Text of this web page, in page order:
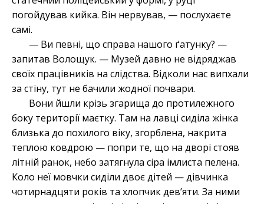
погойдував кийка. Він нервував, — послухаєте
самі.
— Ви певні, що справа нашого ґатунку? —
запитав Волощук. — Музей давно не відряджав
своїх працівників на слідства. Відколи нас випхали
за стіну, тут не бачили жодної почвари.
Вони йшли крізь згарища до протилежного
боку території маєтку. Там на лавці сиділа жінка
близька до похилого віку, згорблена, накрита
теплою ковдрою — попри те, що на дворі стояв
літній ранок, небо затягнула сіра імлиста пелена.
Коло неї мовчки сиділи двоє дітей — дівчинка
чотирнадцяти років та хлопчик дев’яти. За ними